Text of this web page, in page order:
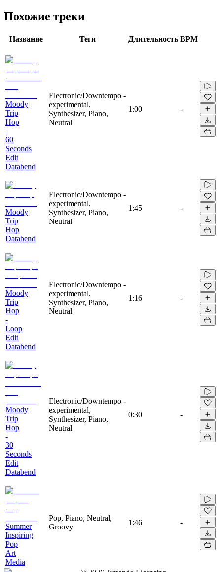
Похожие треки
Название Теги Длительность BPM
Moody
Trip
Hop
-
60
Seconds
Edit
Databend
Electronic/Downtempo -
experimental,
Synthesizer, Piano,
Neutral
1:00 -
Moody
Trip
Hop
Databend
Electronic/Downtempo -
experimental,
Synthesizer, Piano,
Neutral
1:45 -
Moody
Trip
Hop
-
Loop
Edit
Databend
Electronic/Downtempo -
experimental,
Synthesizer, Piano,
Neutral
1:16 -
Moody
Trip
Hop
-
30
Seconds
Edit
Databend
Electronic/Downtempo -
experimental,
Synthesizer, Piano,
Neutral
0:30 -
Summer
Inspiring
Pop
Art
Media
Pop, Piano, Neutral,
Groovy
1:46 -